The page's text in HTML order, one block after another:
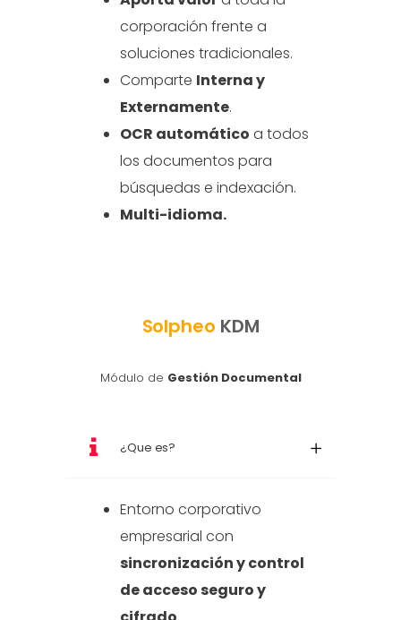
corporación frente a
soluciones tradicionales.
Comparte Interna y
Externamente.
OCR automático a todos
los documentos para
búsquedas e indexación.
Multi-idioma.
Solpheo KDM
Módulo de Gestión Documental
¿Que es?
Entorno corporativo
empresarial con
sincronización y control
de acceso seguro y